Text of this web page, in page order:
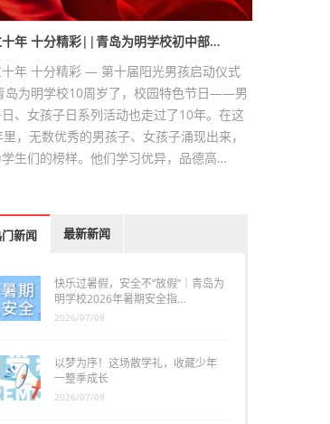
十年 十分精彩||青岛为明学校初中部…
十年 十分精彩 — 第十届阳光男孩启动仪式
为明学校10周岁了，校园特色节日——男
、女孩子日系列活动也走过了10年。在这
里，无数优秀的男孩子、女孩子涌现出来，
生们的榜样。他们学习优异，品德高…
新闻 最新新闻
快乐过暑假，安全不“放假”｜青岛为
明学校2026年暑期安全指…
2026/07/08
以梦为序！这场散学礼，收藏少年
一整季成长
2026/07/08